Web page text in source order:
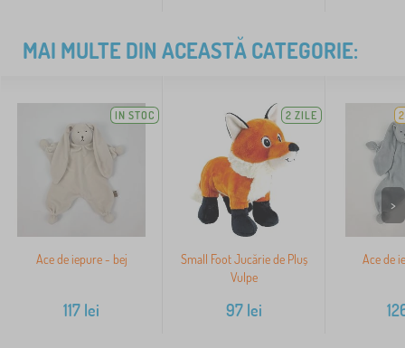
MAI MULTE DIN ACEASTĂ CATEGORIE:
IN STOC
Ace de iepure - bej
117 lei
2 ZILE
Small Foot Jucărie de Pluș
Vulpe
97 lei
Ace de
>